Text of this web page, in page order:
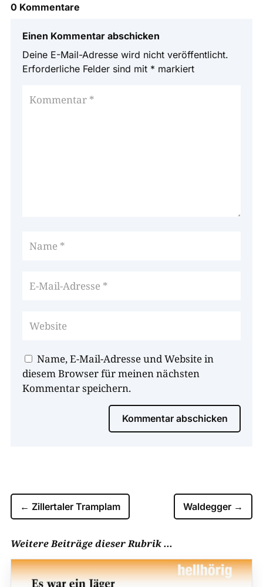
0 Kommentare
Einen Kommentar abschicken
Deine E-Mail-Adresse wird nicht veröffentlicht.
Erforderliche Felder sind mit * markiert
Name, E-Mail-Adresse und Website in
diesem Browser für meinen nächsten
Kommentar speichern.
Kommentar abschicken
← Zillertaler Tramplam Waldegger →
Weitere Beiträge dieser Rubrik ...